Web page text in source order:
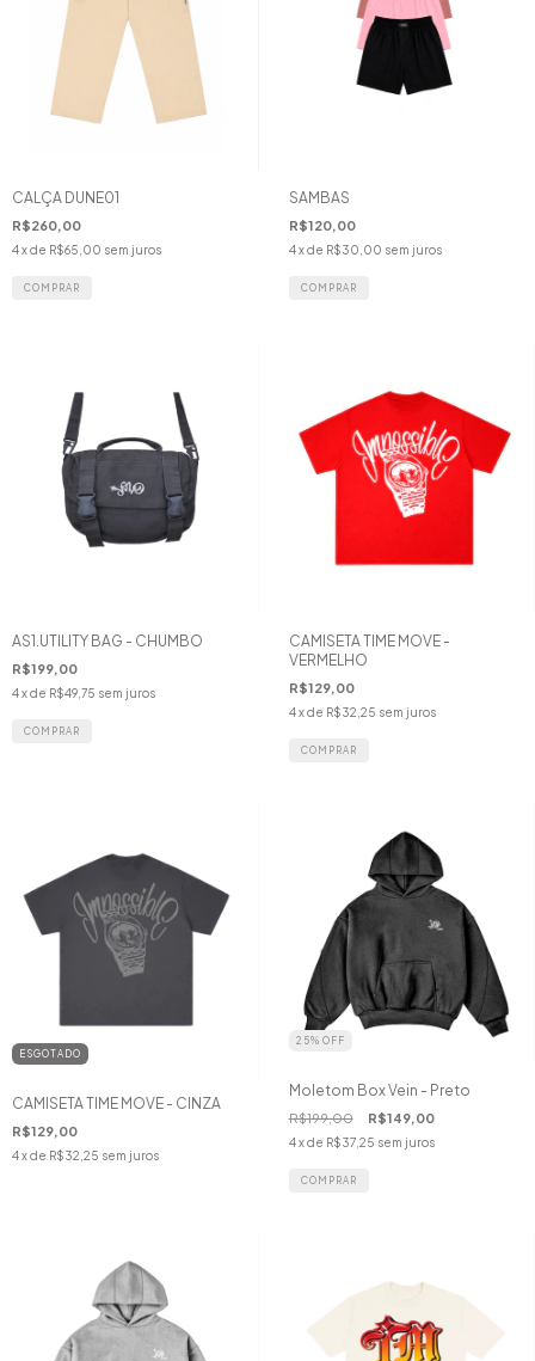
CALÇA DUNE01
R$260,00
4x de R$65,00 sem juros
COMPRAR
SAMBAS
R$120,00
4 x de R$30,00 sem juros
COMPRAR
AS1.UTILITY BAG - CHUMBO
R$199,00
4x de R$49,75 sem juros
CAMISETA TIME MOVE -
VERMELHO
R$129,00
4 x de R$32,25 sem juros
COMPRAR
ESGOTADO
CAMISETA TIME MOVE - CINZA
R$129,00
4x de R$32,25 sem juros
25% OFF
Moletom Box Vein - Preto
R$199,00 R$149,00
4 x de R$37,25 sem juros
COMPRAR